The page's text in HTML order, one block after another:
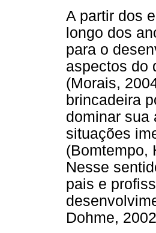
A partir dos
longo dos
para o
aspectos do
(Morais,
brincadeira
dominar sua
situações
(Bomtempo,
Nesse
pais e
Dohme,